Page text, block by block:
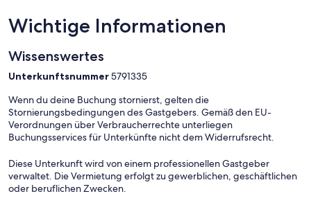
Wichtige Informationen
Wissenswertes
Unterkunftsnummer5791335
Wenn du deine Buchung stornierst, gelten die
Stornierungsbedingungen des Gastgebers. Gemäß den EU-
Verordnungen über Verbraucherrechte unterliegen
Buchungsservices für Unterkünfte nicht dem Widerrufsrecht.
Diese Unterkunft wird von einem professionellen Gastgeber
verwaltet. Die Vermietung erfolgt zu gewerblichen, geschäftlichen
oder beruflichen Zwecken.